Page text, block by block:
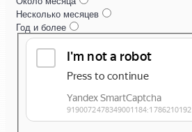
Несколько месяцев
Год и более